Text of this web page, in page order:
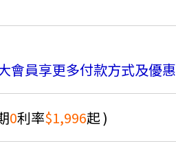
會員享更多付款方式及優惠
0利率$1,996起 )
車顯示為主